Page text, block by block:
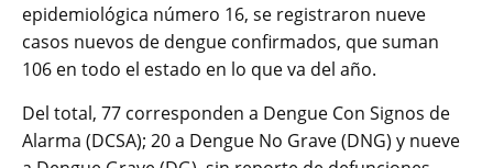
epidemiológica número 16, se registraron nueve
casos nuevos de dengue confirmados, que suman
106 en todo el estado en lo que va del año.
Del total, 77 corresponden a Dengue Con Signos de
Alarma (DCSA); 20 a Dengue No Grave (DNG) y nueve